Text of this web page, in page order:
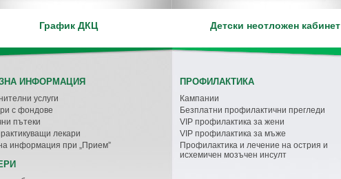
График ДКЦ Детски неотложен кабинет
ИНФОРМАЦИЯ
услуги
с фондове
пътеки
лекари
информация при „Прием”
ПРОФИЛАКТИКА
Кампании
Безплатни профилактични прегледи
VIP профилактика за жени
VIP профилактика за мъже
Профилактика и лечение на острия и
исхемичен мозъчен инсулт